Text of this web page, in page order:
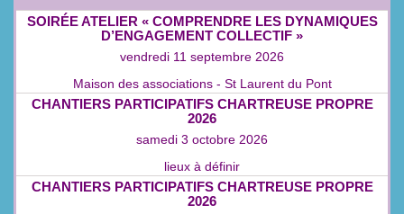
SOIRÉE ATELIER « COMPRENDRE LES DYNAMIQUES
D’ENGAGEMENT COLLECTIF »
vendredi 11 septembre 2026
Maison des associations - St Laurent du Pont
CHANTIERS PARTICIPATIFS CHARTREUSE PROPRE
2026
samedi 3 octobre 2026
lieux à définir
CHANTIERS PARTICIPATIFS CHARTREUSE PROPRE
2026